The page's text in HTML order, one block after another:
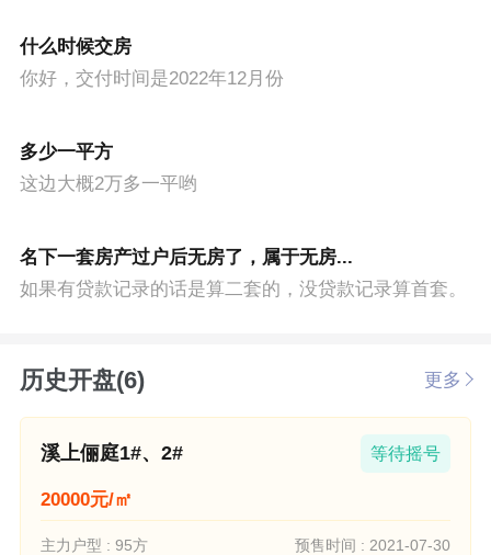
什么时候交房
你好，交付时间是2022年12月份
多少一平方
这边大概2万多一平哟
名下一套房产过户后无房了，属于无房...
如果有贷款记录的话是算二套的，没贷款记录算首套。
历史开盘(6) 更多
溪上俪庭1#、2# 等待摇号
20000元/㎡
主力户型 : 95方 预售时间 : 2021-07-30